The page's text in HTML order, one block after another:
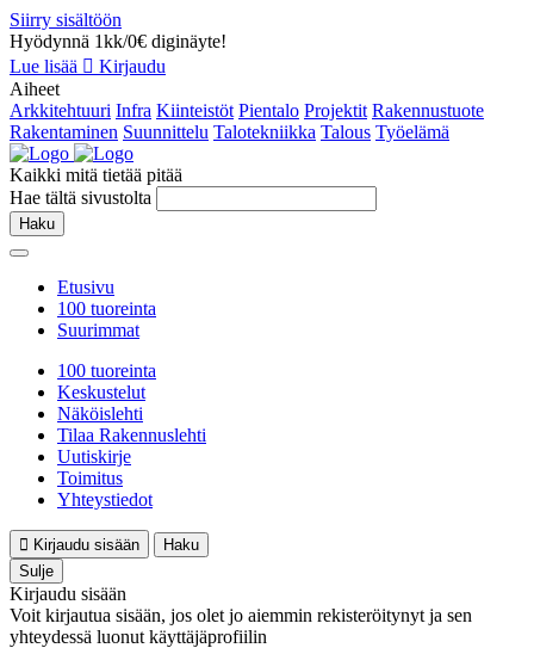
Siirry sisältöön
Hyödynnä 1kk/0€ diginäyte!
Lue lisää
Kirjaudu
Aiheet
Arkkitehtuuri Infra Kiinteistöt Pientalo Projektit Rakennustuote
Rakentaminen Suunnittelu Talotekniikka Talous Työelämä
Kaikki mitä tietää pitää
Hae tältä sivustolta
Haku
Etusivu
100 tuoreinta
Suurimmat
100 tuoreinta
Keskustelut
Näköislehti
Tilaa Rakennuslehti
Uutiskirje
Toimitus
Yhteystiedot
Kirjaudu sisään
Haku
Sulje
Kirjaudu sisään
Voit kirjautua sisään, jos olet jo aiemmin rekisteröitynyt ja sen
yhteydessä luonut käyttäjäprofiilin